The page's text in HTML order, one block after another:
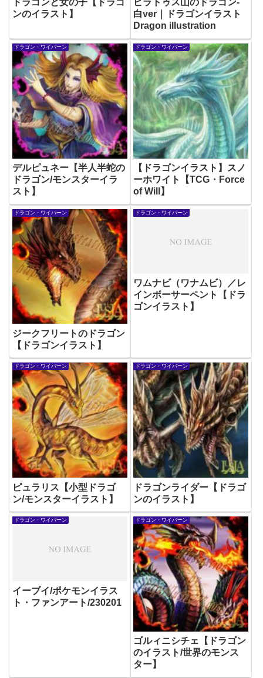
ドラゴンと女の子【ドラゴ
ンのイラスト】
ピラトゥス山のドラゴン-
白ver｜ドラゴンイラスト
Dragon illustration
ドラゴン・ワイバーン
デルピュネー【半人半蛇の
ドラゴン/モンスターイラ
スト】
ドラゴン・ワイバーン
【ドラゴンイラスト】スノ
ーホワイト【TCG・Force
of Will】
ドラゴン・ワイバーン
ジークフリートのドラゴン
【ドラゴンイラスト】
ドラゴン・ワイバーン
ワムナビ（ワナムビ）／レ
インボーサーペント【ドラ
ゴンイラスト】
ドラゴン・ワイバーン
ピュラリス【小型ドラゴ
ン/モンスターイラスト】
ドラゴン・ワイバーン
ドラゴンライダー【ドラゴ
ンのイラスト】
ドラゴン・ワイバーン
イーブイ/ポケモンイラス
ト・ファンアート/230201
ドラゴン・ワイバーン
ゴルィニシチェ【ドラゴン
のイラスト/世界のモンス
ター】